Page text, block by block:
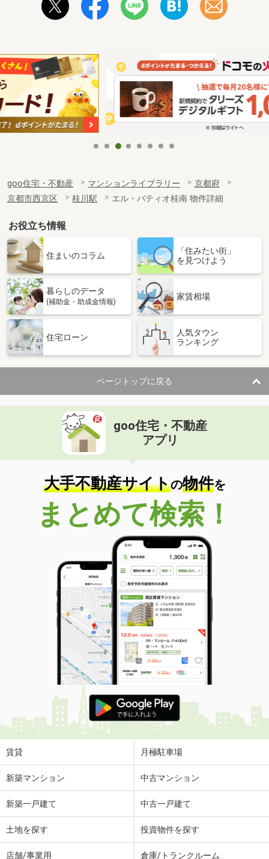
goo住宅・不動産 マンションライブラリー
京都府
京都市西京区
桂川駅 エル・パティオ桂南 物件詳細
お役立ち情報
住まいのコラム
「住みたい街」
を見つけよう
暮らしのデータ
(補助金・助成金情報)
家賃相場
住宅ローン
人気タウン
ランキング
ページトップに戻る
goo住宅・不動産
アプリ
大手不動産サイトの物件を
まとめて検索！
賃貸 月極駐車場
新築マンション 中古マンション
新築一戸建て 中古一戸建て
土地を探す 投資物件を探す
店舗/事業用 倉庫/トランクルーム